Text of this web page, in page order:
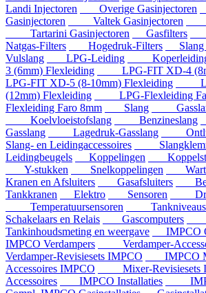
Landi Injectoren
Overige Gasinjectoren
Gasinjectoren
Valtek Gasinjectoren
Tartarini Gasinjectoren
Gasfilters
Natgas-Filters
Hogedruk-Filters Slang
Vulslang
LPG-Leiding
3 (6mm) Flexleiding
LPG-FIT XD-4
LPG-FIT XD-5 (8-10mm) Flexleiding
(12mm) Flexleiding
LPG-Flexleiding
Flexleiding Faro 8mm
Slang
Koelvloeistofslang
Benzineslang
Gasslang
Lagedruk-Gasslang
Slang- en Leidingaccessoires
Leidingbeugels
Koppelingen
Y-stukken
Snelkoppelingen
Kranen en Afsluiters
Gasafsluiters
Tankkranen
Elektro Sensoren
Temperatuursensoren
Schakelaars en Relais
Gascomputers
Tankinhoudsmeting en weergave
IMPCO
IMPCO Verdampers
Verdamper-
Verdamper-Revisiesets IMPCO
IMPCO
Accessoires IMPCO
Mixer-Revisiesets
Accessoires
IMPCO Installaties